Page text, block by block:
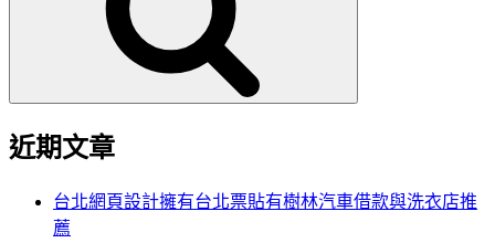
近期文章
台北網頁設計擁有台北票貼有樹林汽車借款與洗衣店推
薦